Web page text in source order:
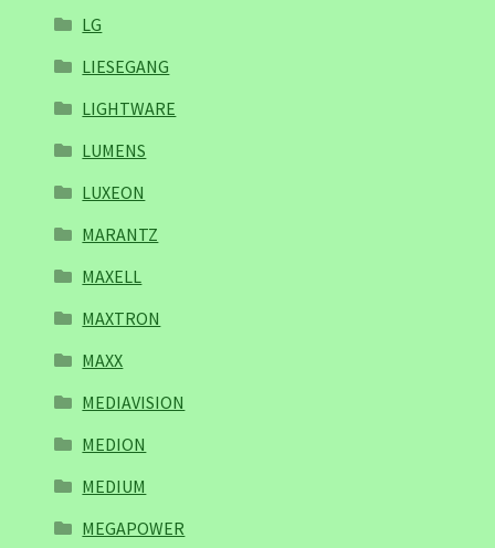
LG
LIESEGANG
LIGHTWARE
LUMENS
LUXEON
MARANTZ
MAXELL
MAXTRON
MAXX
MEDIAVISION
MEDION
MEDIUM
MEGAPOWER